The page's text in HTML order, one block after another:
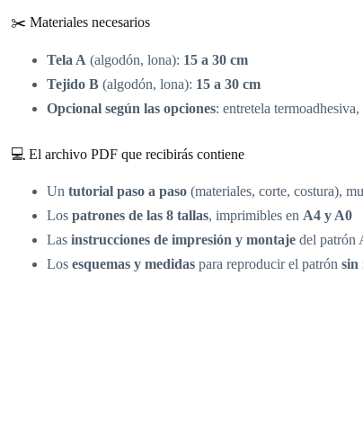
✂️ Materiales necesarios
Tela A (algodón, lona): 15 a 30 cm
Tejido B (algodón, lona): 15 a 30 cm
Opcional según las opciones: entretela
💻 El archivo PDF que recibirás contiene
Un tutorial paso a paso (materiales, corte, costura),
Los patrones de las 8 tallas, imprimibles en A4 y A0
Las instrucciones de impresión y montaje del patrón
Los esquemas y medidas para reproducir el patrón sin